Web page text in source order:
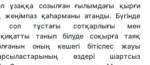
ұзаққа созылған ғылымдағы қырғи
жеңімпаз қаһарманы атанды. Бүгінде
сол тұстағы сотқарлығы мен
танып білуде соқырға таяқ
оның кешегі бітіспес жауы
өздері шартсыз